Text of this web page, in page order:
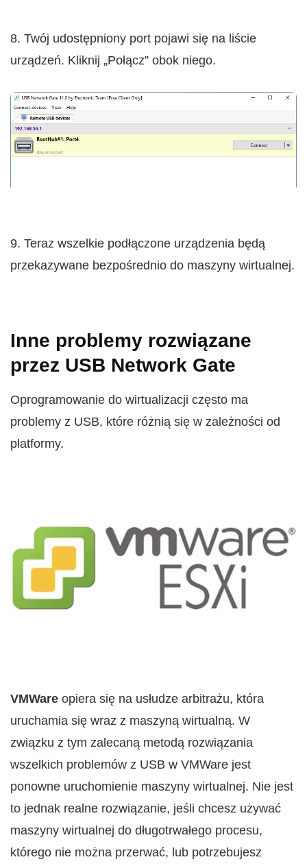
8. Twój udostępniony port pojawi się na liście
urządzeń. Kliknij „Połącz” obok niego.
9. Teraz wszelkie podłączone urządzenia będą
przekazywane bezpośrednio do maszyny wirtualnej.
Inne problemy rozwiązane
przez USB Network Gate
Oprogramowanie do wirtualizacji często ma
problemy z USB, które różnią się w zależności od
platformy.
VMWare opiera się na usłudze arbitrażu, która
uruchamia się wraz z maszyną wirtualną. W
związku z tym zalecaną metodą rozwiązania
wszelkich problemów z USB w VMWare jest
ponowne uruchomienie maszyny wirtualnej. Nie jest
to jednak realne rozwiązanie, jeśli chcesz używać
maszyny wirtualnej do długotrwałego procesu,
którego nie można przerwać, lub potrzebujesz